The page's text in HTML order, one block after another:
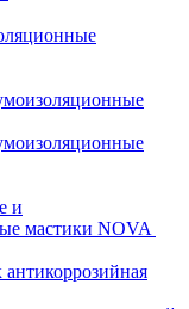
и
мастики NOVA